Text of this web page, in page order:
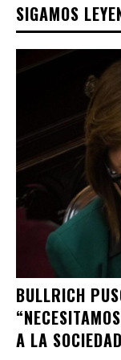
SIGAMOS
BULLRICH
A LA